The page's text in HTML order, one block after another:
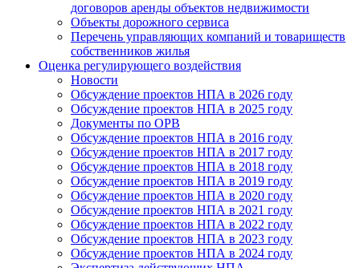
договоров аренды объектов недвижимости
Объекты дорожного сервиса
Перечень управляющих компаний и товариществ
собственников жилья
Оценка регулирующего воздействия
Новости
Обсуждение проектов НПА в 2026 году
Обсуждение проектов НПА в 2025 году
Документы по ОРВ
Обсуждение проектов НПА в 2016 году
Обсуждение проектов НПА в 2017 году
Обсуждение проектов НПА в 2018 году
Обсуждение проектов НПА в 2019 году
Обсуждение проектов НПА в 2020 году
Обсуждение проектов НПА в 2021 году
Обсуждение проектов НПА в 2022 году
Обсуждение проектов НПА в 2023 году
Обсуждение проектов НПА в 2024 году